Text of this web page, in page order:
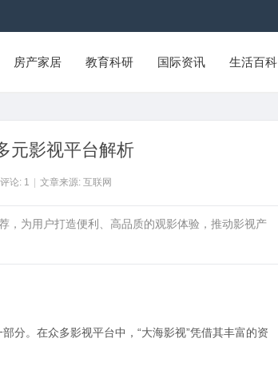
房产家居 教育科研 国际资讯 生活百科
元影视平台解析
评论: 1 文章来源: 互联网
，为用户打造便利、高品质的观影体验，推动影视产
分。在众多影视平台中，“大海影视”凭借其丰富的资